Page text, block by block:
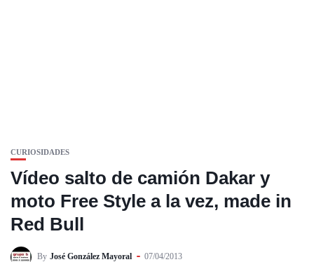
CURIOSIDADES
Vídeo salto de camión Dakar y
moto Free Style a la vez, made in
Red Bull
By José González Mayoral 07/04/2013